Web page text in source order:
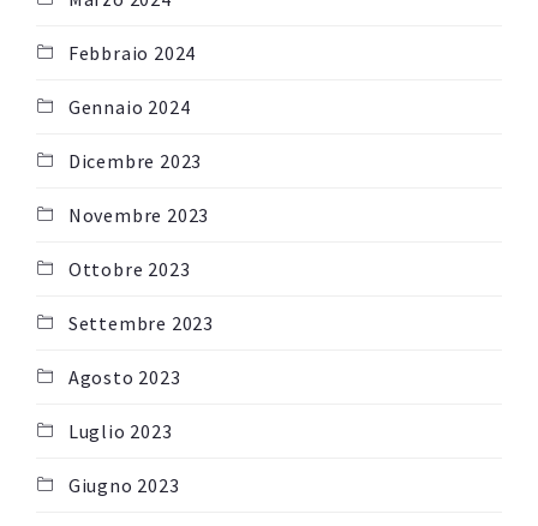
Febbraio 2024
Gennaio 2024
Dicembre 2023
Novembre 2023
Ottobre 2023
Settembre 2023
Agosto 2023
Luglio 2023
Giugno 2023